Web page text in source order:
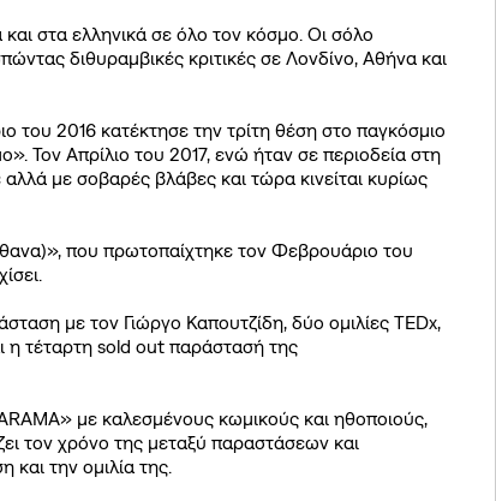
στα ελληνικά σε όλο τον κόσμο. Οι σόλο
διθυραμβικές κριτικές σε Λονδίνο, Αθήνα και
του 2016 κατέκτησε την τρίτη θέση στο παγκόσμιο
Τον Απρίλιο του 2017, ενώ ήταν σε περιοδεία στη
με σοβαρές βλάβες και τώρα κινείται κυρίως
που πρωτοπαίχτηκε τον Φεβρουάριο του
με τον Γιώργο Καπουτζίδη, δύο ομιλίες TEDx,
η τέταρτη sold out παράστασή της
με καλεσμένους κωμικούς και ηθοποιούς,
τον χρόνο της μεταξύ παραστάσεων και
την ομιλία της.